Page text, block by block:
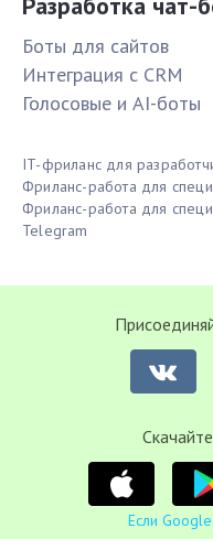
Боты для сайтов
Интеграция с CRM
Голосовые и AI-боты
IT-фриланс для
Фриланс-работа для
Фриланс-работа для
Telegram
Если